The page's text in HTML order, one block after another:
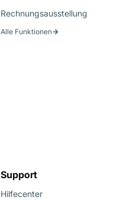
Rechnungsausstellung
Alle Funktionen
Support
Hilfecenter